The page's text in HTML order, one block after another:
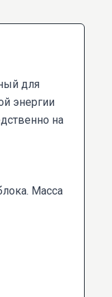
для
энергии
на
Масса